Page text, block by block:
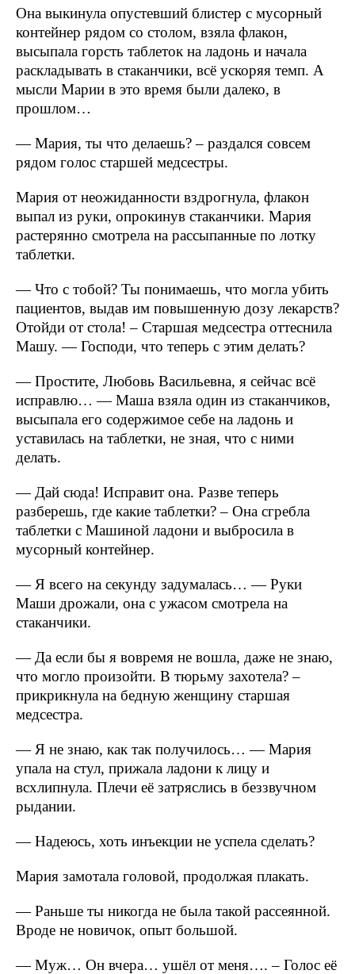
Она выкинула опустевший блистер с мусорный
контейнер рядом со столом, взяла флакон,
высыпала горсть таблеток на ладонь и начала
раскладывать в стаканчики, всё ускоряя темп. А
мысли Марии в это время были далеко, в
прошлом…
— Мария, ты что делаешь? – раздался совсем
рядом голос старшей медсестры.
Мария от неожиданности вздрогнула, флакон
выпал из руки, опрокинув стаканчики. Мария
растерянно смотрела на рассыпанные по лотку
таблетки.
— Что с тобой? Ты понимаешь, что могла убить
пациентов, выдав им повышенную дозу лекарств?
Отойди от стола! – Старшая медсестра оттеснила
Машу. — Господи, что теперь с этим делать?
— Простите, Любовь Васильевна, я сейчас всё
исправлю… — Маша взяла один из стаканчиков,
высыпала его содержимое себе на ладонь и
уставилась на таблетки, не зная, что с ними
делать.
— Дай сюда! Исправит она. Разве теперь
разберешь, где какие таблетки? – Она сгребла
таблетки с Машиной ладони и выбросила в
мусорный контейнер.
— Я всего на секунду задумалась… — Руки
Маши дрожали, она с ужасом смотрела на
стаканчики.
— Да если бы я вовремя не вошла, даже не знаю,
что могло произойти. В тюрьму захотела? –
прикрикнула на бедную женщину старшая
медсестра.
— Я не знаю, как так получилось… — Мария
упала на стул, прижала ладони к лицу и
всхлипнула. Плечи её затряслись в беззвучном
рыдании.
— Надеюсь, хоть инъекции не успела сделать?
Мария замотала головой, продолжая плакать.
— Раньше ты никогда не была такой рассеянной.
Вроде не новичок, опыт большой.
— Муж… Он вчера… ушёл от меня…. – Голос её